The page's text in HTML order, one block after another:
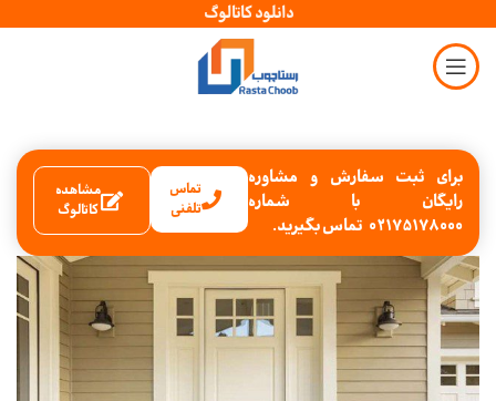
دانلود کاتالوگ
برای ثبت سفارش و مشاوره
رایگان با شماره
02175178000 تماس بگیرید.
تماس
تلفنی
مشاهده
کاتالوگ